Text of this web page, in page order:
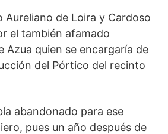
Aureliano de Loira y Cardoso
el también afamado
Azua quien se encargaría de
del Pórtico del recinto
abandonado para ese
pues un año después de